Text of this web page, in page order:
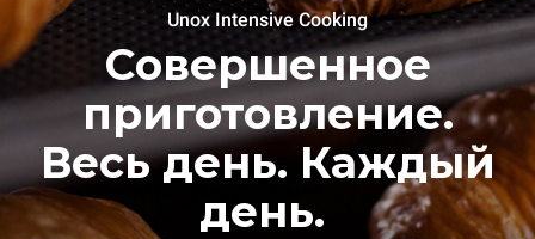
Unox Intensive Cooking
Совершенное
приготовление.
Весь день. Каждый
день.